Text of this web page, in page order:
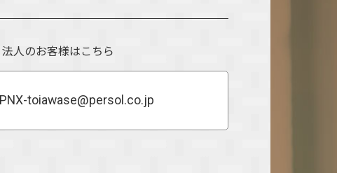
法人のお客様はこちら
PNX-toiawase@persol.co.jp